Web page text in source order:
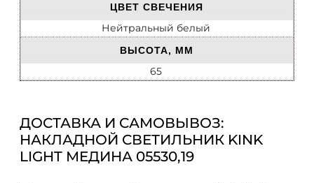
ЦВЕТ СВЕЧЕНИЯ
Нейтральный белый
ВЫСОТА, ММ
65
ДОСТАВКА И САМОВЫВОЗ:
НАКЛАДНОЙ СВЕТИЛЬНИК KINK
LIGHT МЕДИНА 05530,19